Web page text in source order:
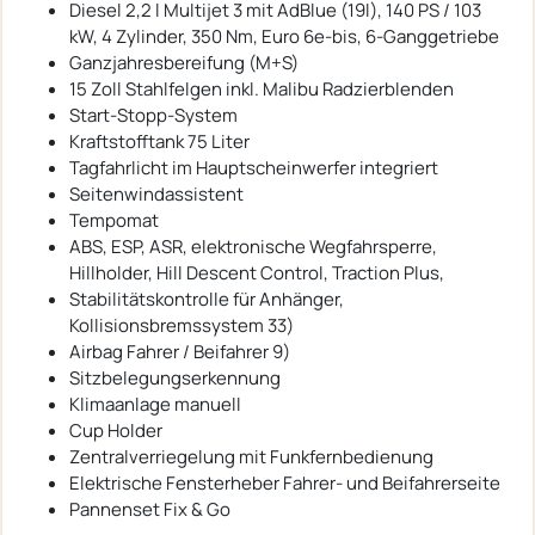
Diesel 2,2 l Multijet 3 mit AdBlue (19l), 140 PS / 103
kW, 4 Zylinder, 350 Nm, Euro 6e-bis, 6-Ganggetriebe
Ganzjahresbereifung (M+S)
15 Zoll Stahlfelgen inkl. Malibu Radzierblenden
Start-Stopp-System
Kraftstofftank 75 Liter
Tagfahrlicht im Hauptscheinwerfer integriert
Seitenwindassistent
Tempomat
ABS, ESP, ASR, elektronische Wegfahrsperre,
Hillholder, Hill Descent Control, Traction Plus,
Stabilitätskontrolle für Anhänger,
Kollisionsbremssystem 33)
Airbag Fahrer / Beifahrer 9)
Sitzbelegungserkennung
Klimaanlage manuell
Cup Holder
Zentralverriegelung mit Funkfernbedienung
Elektrische Fensterheber Fahrer- und Beifahrerseite
Pannenset Fix & Go